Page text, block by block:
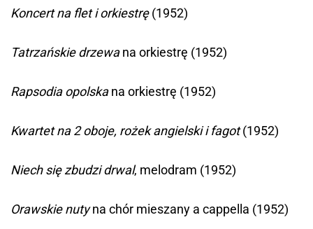
Koncert na flet i orkiestrę(1952)
Tatrzańskie drzewana orkiestrę (1952)
Rapsodia opolskana orkiestrę (1952)
Kwartet na 2 oboje, rożek angielski i fagot(1952)
Niech się zbudzi drwal, melodram (1952)
Orawskie nutyna chór mieszany a cappella (1952)